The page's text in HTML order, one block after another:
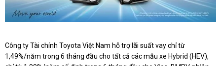
Công ty Tài chính Toyota Việt Nam hỗ trợ lãi suất vay chỉ từ
1,49%/năm trong 6 tháng đầu cho tất cả các mẫu xe Hybrid (HEV),